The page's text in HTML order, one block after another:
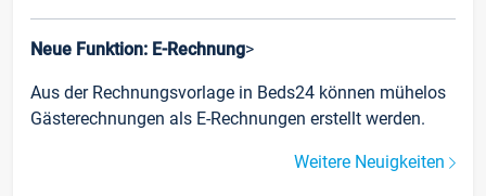
Neue Funktion: E-Rechnung>
Aus der Rechnungsvorlage in Beds24 können mühelos
Gästerechnungen als E-Rechnungen erstellt werden.
Weitere Neuigkeiten